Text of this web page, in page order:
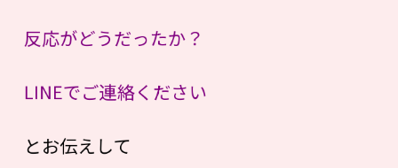
反応がどうだったか？
LINEでご連絡ください
とお伝えして